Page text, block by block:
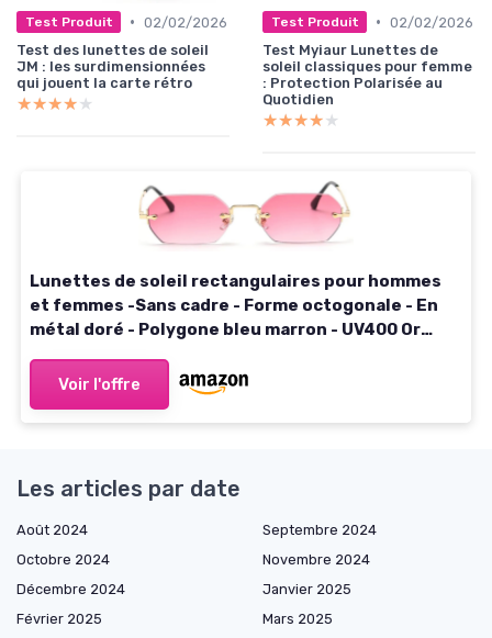
Test Produit • 02/02/2026
Test des lunettes de soleil
JM : les surdimensionnées
qui jouent la carte rétro
★★★★★
★★★★★
Test Produit • 02/02/2026
Test Myiaur Lunettes de
soleil classiques pour femme
: Protection Polarisée au
Quotidien
★★★★★
★★★★★
Lunettes de soleil rectangulaires pour hommes
et femmes -Sans cadre - Forme octogonale - En
métal doré - Polygone bleu marron - UV400 Or
Voir l'offre
Les articles par date
Août 2024
Septembre 2024
Octobre 2024
Novembre 2024
Décembre 2024
Janvier 2025
Février 2025
Mars 2025